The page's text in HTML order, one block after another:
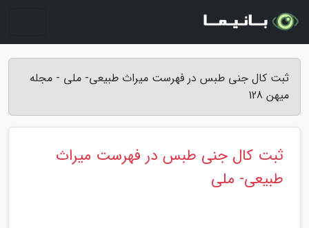
ثبت کال جنی طبس در فهرست میراث طبیعی- ملی - مجله
میهن 128
ثبت کال جنی طبس در فهرست میراث
طبیعی- ملی